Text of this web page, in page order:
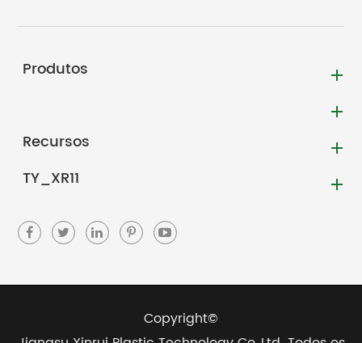
Produtos
Recursos
TY_XR11
Copyright©